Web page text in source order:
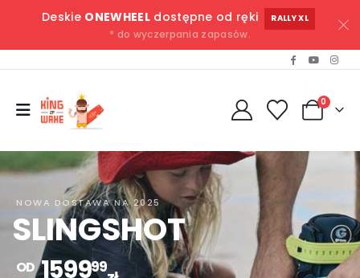
Deskie ONEWHEELdostępne od ręki RALLY XL
* do wyczerpania zapasów.
0
NOWA DOSTAWA NA 2025
SLINGSHOT
OD 159999